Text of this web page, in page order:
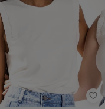
em Canelado